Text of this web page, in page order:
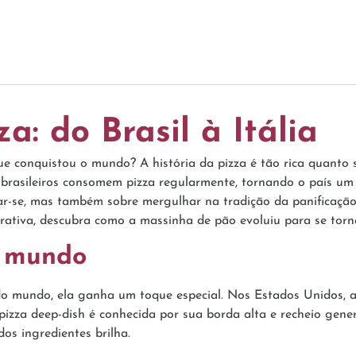
do Brasil à Itália
conquistou o mundo? A história da pizza é tão rica quanto
consomem pizza regularmente, tornando o país
se, mas também sobre mergulhar na tradição da
descubra como a massinha de pão evoluiu para se
mundo, ela ganha um toque especial. Nos Estados Unidos,
deep-dish é conhecida por sua borda alta e recheio
ingredientes brilha.